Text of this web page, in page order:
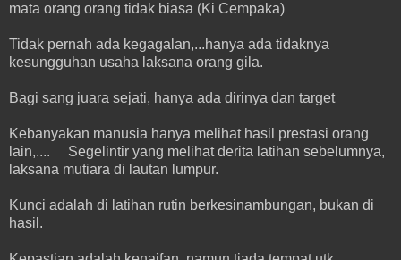
mata orang orang tidak biasa (Ki Cempaka)
Tidak pernah ada kegagalan,...hanya ada tidaknya
kesungguhan usaha laksana orang gila.
Bagi sang juara sejati, hanya ada dirinya dan target
Kebanyakan manusia hanya melihat hasil prestasi orang
lain,.... Segelintir yang melihat derita latihan sebelumnya,
laksana mutiara di lautan lumpur.
Kunci adalah di latihan rutin berkesinambungan, bukan di
hasil.